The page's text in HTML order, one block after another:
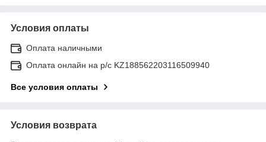
Условия оплаты
Оплата наличными
Оплата онлайн на р/с KZ188562203116509940
Все условия оплаты
Условия возврата